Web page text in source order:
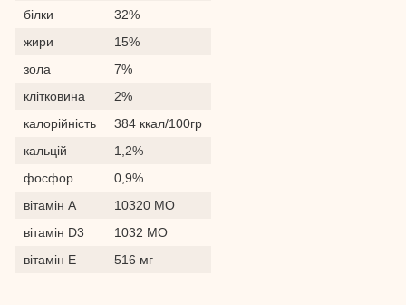
білки
32%
жири
15%
зола
7%
клітковина
2%
калорійність
384 ккал/100гр
кальцій
1,2%
фосфор
0,9%
вітамін А
10320 МО
вітамін D3
1032 МО
вітамін E
516 мг